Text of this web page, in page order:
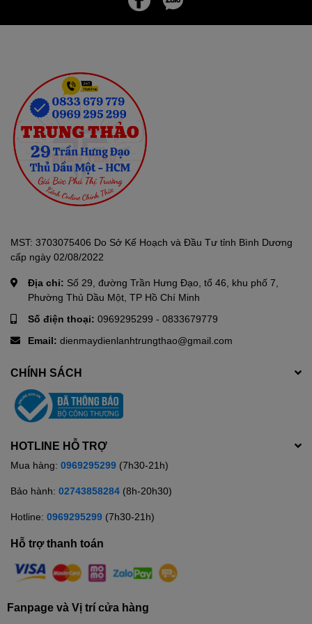
MST: 3703075406 Do Sở Kế Hoạch và Đầu Tư tỉnh Bình Dương
cấp ngày 02/08/2022
Địa chỉ: Số 29, đường Trần Hưng Đạo, tổ 46, khu phố 7,
Phường Thủ Dầu Một, TP Hồ Chí Minh
Số điện thoại: 0969295299 - 0833679779
Email: dienmaydienlanhtrungthao@gmail.com
CHÍNH SÁCH
HOTLINE HỖ TRỢ
Mua hàng: 0969295299 (7h30-21h)
Bảo hành: 02743858284 (8h-20h30)
Hotline: 0969295299 (7h30-21h)
Hỗ trợ thanh toán
Fanpage và Vị trí cửa hàng